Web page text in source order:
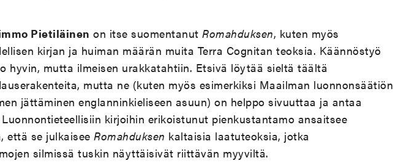
Pietiläinen on itse suomentanut Romahduksen, kuten myös
kirjan ja huiman määrän muita Terra Cognitan teoksia. Käännöstyö
hyvin, mutta ilmeisen urakkatahtiin. Etsivä löytää sieltä täältä
mutta ne (kuten myös esimerkiksi Maailman luonnonsäätiön
jättäminen englanninkieliseen asuun) on helppo sivuuttaa ja antaa
kirjoihin erikoistunut pienkustantamo ansaitsee
että se julkaisee Romahduksen kaltaisia laatuteoksia, jotka
silmissä tuskin näyttäisivät riittävän myyviltä.